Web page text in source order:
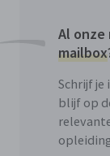
Al onze
mailbox
Schrijf je
blijf op